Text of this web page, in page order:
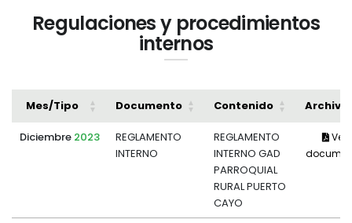
Regulaciones y procedimientos
internos
Mes/Tipo Documento Contenido Archivo
Diciembre 2023
REGLAMENTO
INTERNO
REGLAMENTO
INTERNO GAD
PARROQUIAL
RURAL PUERTO
CAYO
Ver